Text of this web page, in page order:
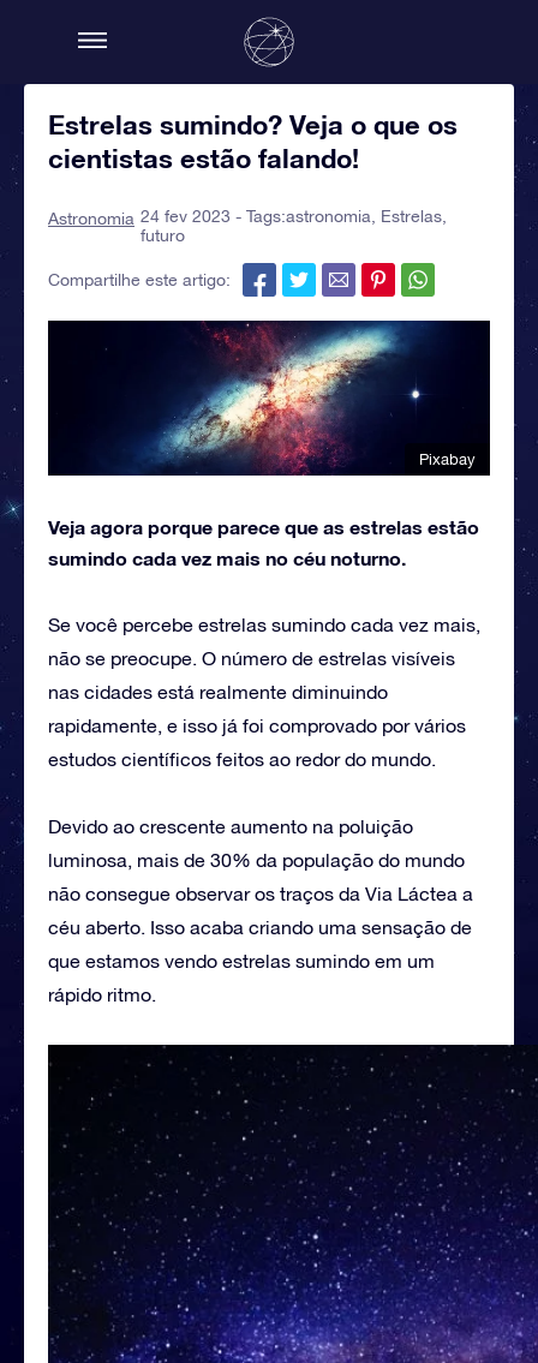
Estrelas sumindo? Veja o que os
cientistas estão falando!
Astronomia 24 fev 2023 - Tags:astronomia Estrelas
futuro
Compartilhe este artigo:
Pixabay
Veja agora porque parece que as estrelas estão
sumindo cada vez mais no céu noturno.
Se você percebe estrelas sumindo cada vez mais,
não se preocupe. O número de estrelas visíveis
nas cidades está realmente diminuindo
rapidamente, e isso já foi comprovado por vários
estudos científicos feitos ao redor do mundo.
Devido ao crescente aumento na poluição
luminosa, mais de 30% da população do mundo
não consegue observar os traços da Via Láctea a
céu aberto. Isso acaba criando uma sensação de
que estamos vendo estrelas sumindo em um
rápido ritmo.